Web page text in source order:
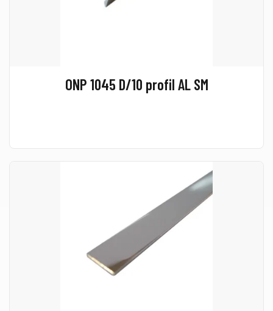
ONP 1045 D/10 profil AL SM